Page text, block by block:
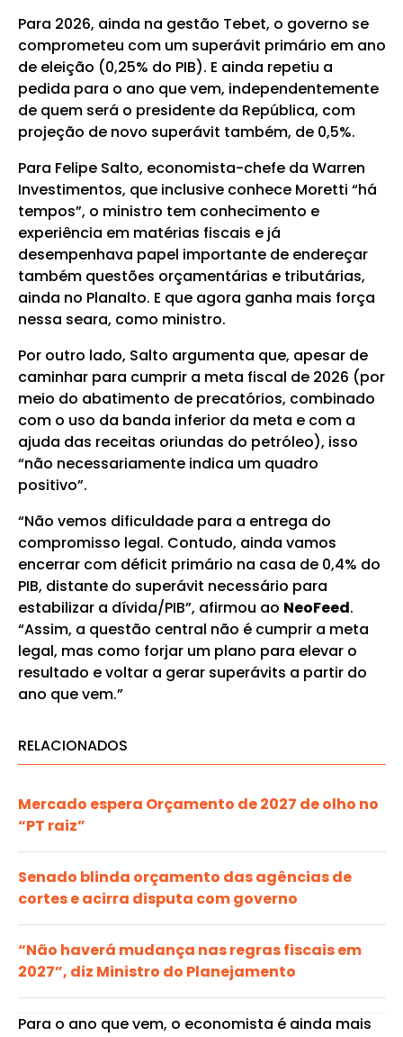
Para 2026, ainda na gestão Tebet, o governo se
comprometeu com um superávit primário em ano
de eleição (0,25% do PIB). E ainda repetiu a
pedida para o ano que vem, independentemente
de quem será o presidente da República, com
projeção de novo superávit também, de 0,5%.
Para Felipe Salto, economista-chefe da Warren
Investimentos, que inclusive conhece Moretti “há
tempos”, o ministro tem conhecimento e
experiência em matérias fiscais e já
desempenhava papel importante de endereçar
também questões orçamentárias e tributárias,
ainda no Planalto. E que agora ganha mais força
nessa seara, como ministro.
Por outro lado, Salto argumenta que, apesar de
caminhar para cumprir a meta fiscal de 2026 (por
meio do abatimento de precatórios, combinado
com o uso da banda inferior da meta e com a
ajuda das receitas oriundas do petróleo), isso
“não necessariamente indica um quadro
positivo”.
“Não vemos dificuldade para a entrega do
compromisso legal. Contudo, ainda vamos
encerrar com déficit primário na casa de 0,4% do
PIB, distante do superávit necessário para
estabilizar a dívida/PIB”, afirmou ao NeoFeed.
“Assim, a questão central não é cumprir a meta
legal, mas como forjar um plano para elevar o
resultado e voltar a gerar superávits a partir do
ano que vem.”
RELACIONADOS
Mercado espera Orçamento de 2027 de olho no
“PT raiz”
Senado blinda orçamento das agências de
cortes e acirra disputa com governo
“Não haverá mudança nas regras fiscais em
2027”, diz Ministro do Planejamento
Para o ano que vem, o economista é ainda mais